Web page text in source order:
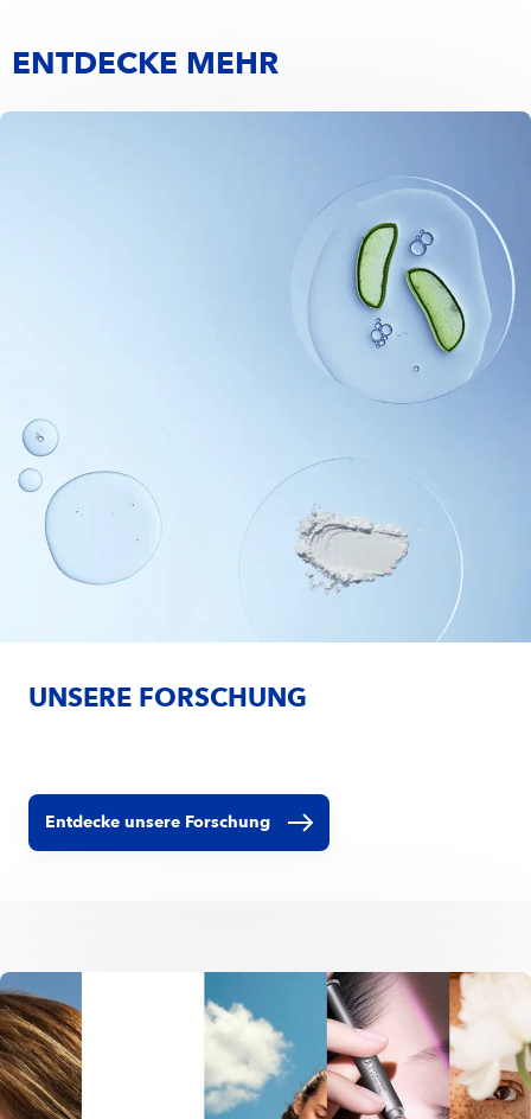
ENTDECKE MEHR
UNSERE FORSCHUNG
Entdecke unsere Forschung